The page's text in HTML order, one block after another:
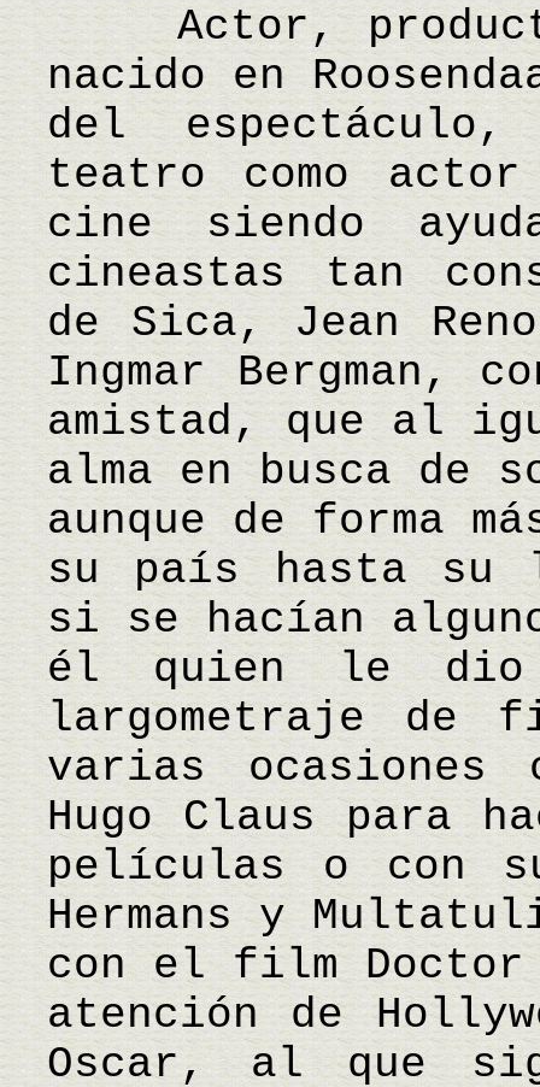
Actor,
nacido en
del
teatro como
cine siendo
cineastas tan
de Sica, Jean
Ingmar Bergman,
amistad, que al
alma en busca de
aunque de forma
su país hasta su
si se hacían
él quien le dio
largometraje de
varias
Hugo Claus para
películas o con
Hermans y
con el film
atención de
Oscar, al que